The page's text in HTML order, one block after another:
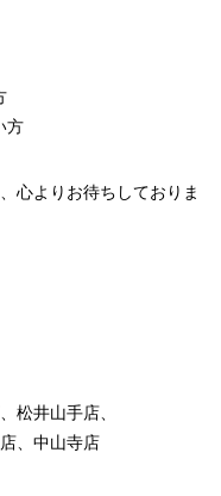
方
心よりお待ちしておりま
松井山手店、
、中山寺店